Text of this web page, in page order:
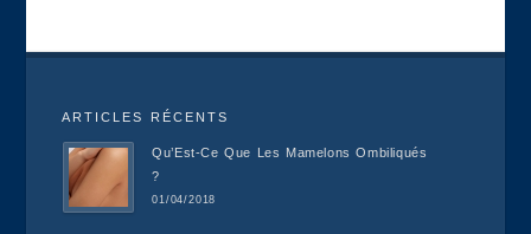
ARTICLES RÉCENTS
Qu’Est-Ce Que Les Mamelons Ombiliqués
?
01/04/2018